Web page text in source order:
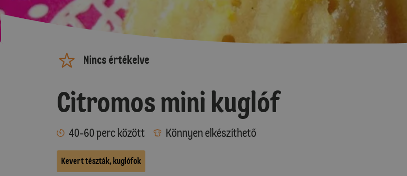
Nincs értékelve
Citromos mini kuglóf
40-60 perc között Könnyen elkészíthető
Kevert tészták, kuglófok